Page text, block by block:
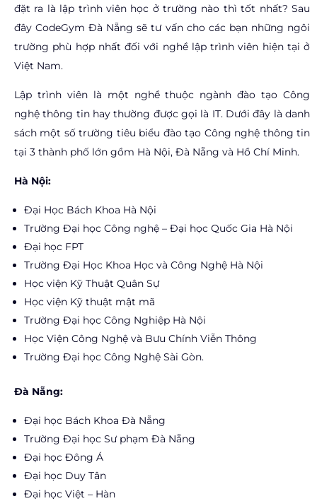
đặt ra là lập trình viên học ở trường nào thì tốt nhất? Sau
đây CodeGym Đà Nẵng sẽ tư vấn cho các bạn những ngôi
trường phù hợp nhất đối với nghề lập trình viên hiện tại ở
Việt Nam.
Lập trình viên là một nghề thuộc ngành đào tạo Công
nghệ thông tin hay thường được gọi là IT. Dưới đây là danh
sách một số trường tiêu biểu đào tạo Công nghệ thông tin
tại 3 thành phố lớn gồm Hà Nội, Đà Nẵng và Hồ Chí Minh.
Hà Nội:
Đại Học Bách Khoa Hà Nội
Trường Đại học Công nghệ – Đại học Quốc Gia Hà Nội
Đại học FPT
Trường Đại Học Khoa Học và Công Nghệ Hà Nội
Học viện Kỹ Thuật Quân Sự
Học viện Kỹ thuật mật mã
Trường Đại học Công Nghiệp Hà Nội
Học Viện Công Nghệ và Bưu Chính Viễn Thông
Trường Đại học Công Nghệ Sài Gòn.
Đà Nẵng:
Đại học Bách Khoa Đà Nẵng
Trường Đại học Sư phạm Đà Nẵng
Đại học Đông Á
Đại học Duy Tân
Đại học Việt – Hàn